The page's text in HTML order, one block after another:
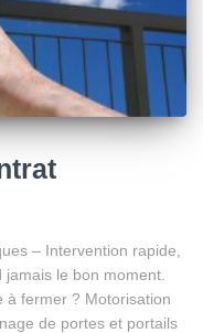
– Intervention rapide,
le bon moment.
à fermer ? Motorisation
de portes et portails